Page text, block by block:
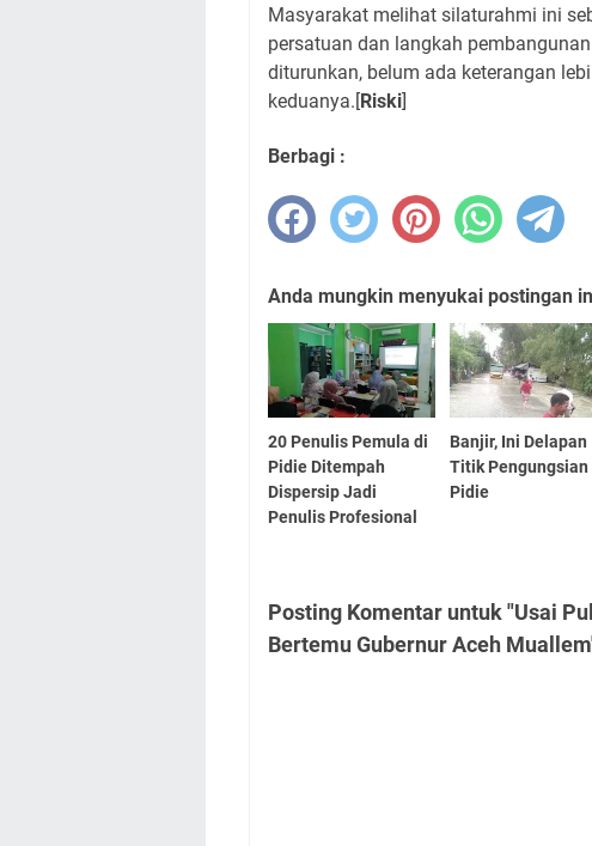
​Masyarakat melihat silaturahmi ini
persatuan dan langkah
diturunkan, belum ada keterangan
keduanya.[Riski]
Berbagi :
Anda mungkin menyukai postingan
20 Penulis Pemula di
Pidie Ditempah
Dispersip Jadi
Penulis Profesional
Banjir, Ini Delapan
Titik Pengungsian
Pidie
Posting Komentar untuk "Usai
Bertemu Gubernur Aceh